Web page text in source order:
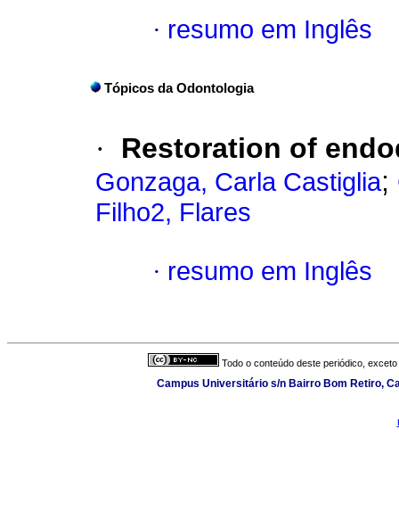
· resumo em Inglês
Tópicos da Odontologia
· Restoration of
Gonzaga, Carla Castiglia;
Filho2, Flares
· resumo em Inglês
Todo o conteúdo deste periódico,
Campus Universitário s/n Bairro Bom Retiro,